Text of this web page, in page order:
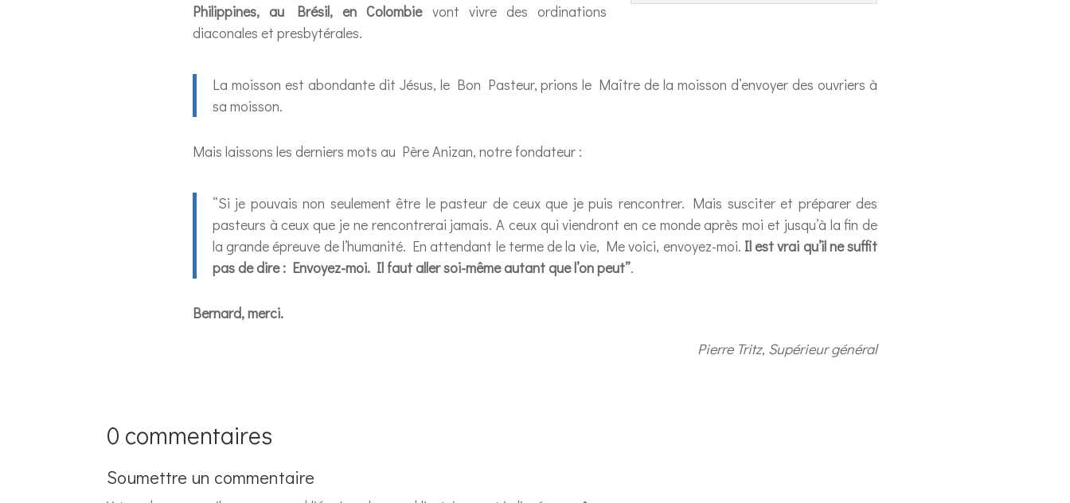
Philippines, au Brésil, en Colombievont vivre des ordinations
diaconales et presbytérales.
La moisson est abondante dit Jésus, le Bon Pasteur, prions le Maître de la moisson d’envoyer des ouvriers à
sa moisson.
Mais laissons les derniers mots au Père Anizan, notre fondateur :
“Si je pouvais non seulement être le pasteur de ceux que je puis rencontrer. Mais susciter et préparer des
pasteurs à ceux que je ne rencontrerai jamais. A ceux qui viendront en ce monde après moi et jusqu’à la fin de
la grande épreuve de l’humanité. En attendant le terme de la vie, Me voici, envoyez-moi. Il est vrai qu’il ne suffit
pas de dire : Envoyez-moi. Il faut aller soi-même autant que l’on peut”.
Bernard, merci.
Pierre Tritz, Supérieur général
0 commentaires
Soumettre un commentaire